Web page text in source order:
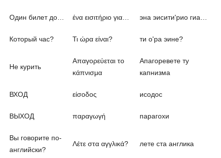
Один билет до… ένα εισιτήριο για… эна эисити'рио гиа…
Который час? Τι ώρα είναι? ти о'ра эине?
Не курить
Απαγορεύεται το
κάπνισμα
Апагоревете ту
капнизма
ВХОД είσοδος исодос
ВЫХОД παραγωγή парагохи
Вы говорите по-
английски?
Λέτε στα αγγλικά? лете ста англика